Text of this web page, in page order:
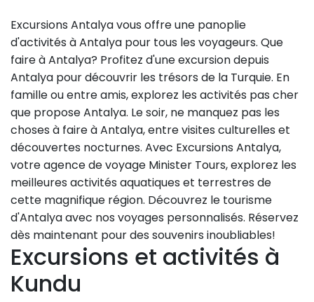
Excursions Antalya vous offre une panoplie
d'activités à Antalya pour tous les voyageurs. Que
faire à Antalya? Profitez d'une excursion depuis
Antalya pour découvrir les trésors de la Turquie. En
famille ou entre amis, explorez les activités pas cher
que propose Antalya. Le soir, ne manquez pas les
choses à faire à Antalya, entre visites culturelles et
découvertes nocturnes. Avec Excursions Antalya,
votre agence de voyage Minister Tours, explorez les
meilleures activités aquatiques et terrestres de
cette magnifique région. Découvrez le tourisme
d'Antalya avec nos voyages personnalisés. Réservez
dès maintenant pour des souvenirs inoubliables!
Excursions et activités à
Kundu